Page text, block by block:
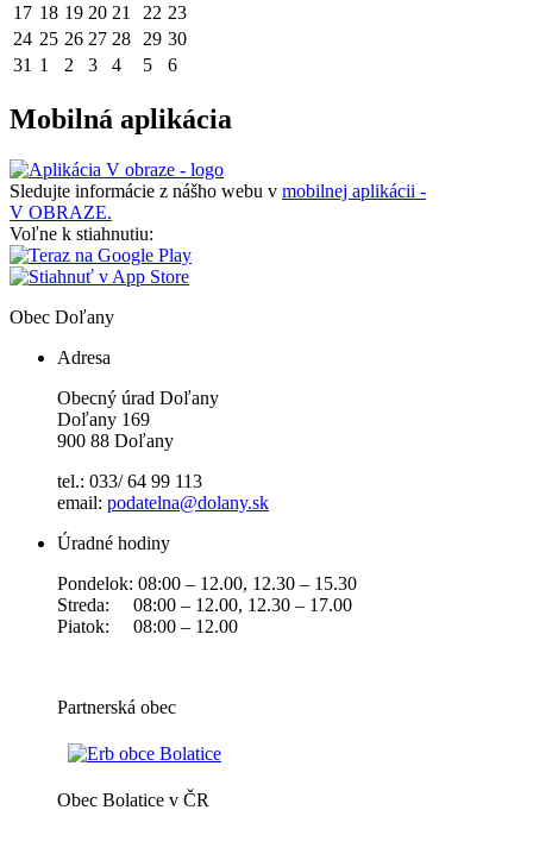
17 18 19 20 21 22 23
24 25 26 27 28 29 30
31 1 2 3 4 5 6
Mobilná aplikácia
Sledujte informácie z nášho webu v mobilnej aplikácii -
V OBRAZE.
Voľne k stiahnutiu:
Obec Doľany
Adresa
Obecný úrad Doľany
Doľany 169
900 88 Doľany
tel.: 033/ 64 99 113
email: podatelna@dolany.sk
Úradné hodiny
Pondelok: 08:00 – 12.00, 12.30 – 15.30
Streda: 08:00 – 12.00, 12.30 – 17.00
Piatok: 08:00 – 12.00
Partnerská obec
Obec Bolatice v ČR